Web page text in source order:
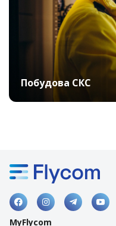
Побудова СКС
   
MyFlycom